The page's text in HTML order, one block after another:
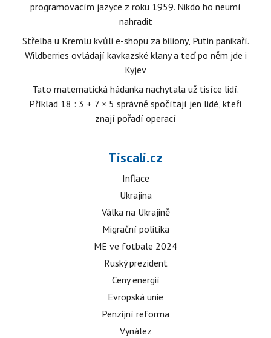
programovacím jazyce z roku 1959. Nikdo ho neumí
nahradit
Střelba u Kremlu kvůli e-shopu za biliony, Putin panikaří.
Wildberries ovládají kavkazské klany a teď po něm jde i
Kyjev
Tato matematická hádanka nachytala už tisíce lidí.
Příklad 18 : 3 + 7 × 5 správně spočítají jen lidé, kteří
znají pořadí operací
Tiscali.cz
Inflace
Ukrajina
Válka na Ukrajině
Migrační politika
ME ve fotbale 2024
Ruský prezident
Ceny energií
Evropská unie
Penzijní reforma
Vynález